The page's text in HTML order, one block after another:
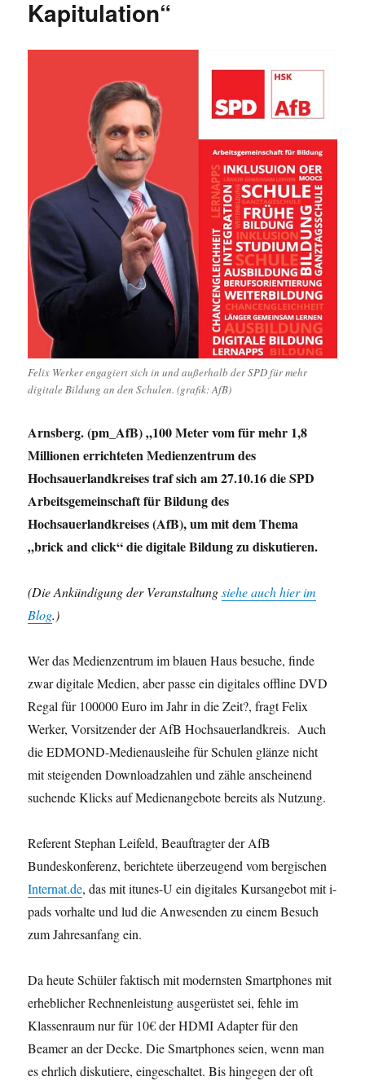
Kapitulation“
Felix Werker engagiert sich in und außerhalb der SPD für mehr
digitale Bildung an den Schulen. (grafik: AfB)
Arnsberg. (pm_AfB) „100 Meter vom für mehr 1,8
Millionen errichteten Medienzentrum des
Hochsauerlandkreises traf sich am 27.10.16 die SPD
Arbeitsgemeinschaft für Bildung des
Hochsauerlandkreises (AfB), um mit dem Thema
„brick and click“ die digitale Bildung zu diskutieren.
(Die Ankündigung der Veranstaltungsiehe auch hier im
Blog.)
Wer das Medienzentrum im blauen Haus besuche, finde
zwar digitale Medien, aber passe ein digitales offline DVD
Regal für 100000 Euro im Jahr in die Zeit?, fragt Felix
Werker, Vorsitzender der AfB Hochsauerlandkreis. Auch
die EDMOND-Medienausleihe für Schulen glänze nicht
mit steigenden Downloadzahlen und zähle anscheinend
suchende Klicks auf Medienangebote bereits als Nutzung.
Referent Stephan Leifeld, Beauftragter der AfB
Bundeskonferenz, berichtete überzeugend vom bergischen
Internat.de, das mit itunes-U ein digitales Kursangebot mit i-
pads vorhalte und lud die Anwesenden zu einem Besuch
zum Jahresanfang ein.
Da heute Schüler faktisch mit modernsten Smartphones mit
erheblicher Rechnenleistung ausgerüstet sei, fehle im
Klassenraum nur für 10€ der HDMI Adapter für den
Beamer an der Decke. Die Smartphones seien, wenn man
es ehrlich diskutiere, eingeschaltet. Bis hingegen der oft